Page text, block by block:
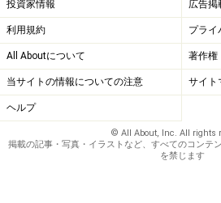
投資家情報 広告掲
利用規約 プライ
All Aboutについて 著作権
当サイトの情報についての注意 サイト
ヘルプ
© All About, Inc. All rights
掲載の記事・写真・イラストなど、すべてのコンテ
を禁じます